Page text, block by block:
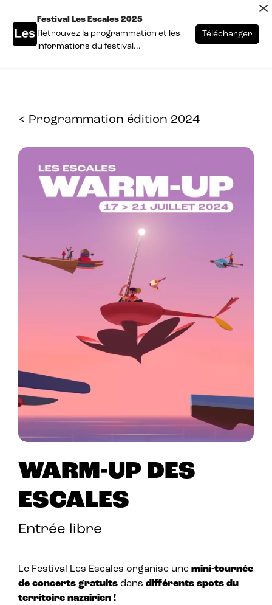
< Programmation édition 2024
WARM-UP DES
ESCALES
Entrée libre
Le Festival Les Escales organise une mini-tournée
de concerts gratuits dans différents spots du
territoire nazairien !
Festival Les Escales 2025
Retrouvez la programmation et les
informations du festival...
Télécharger
×